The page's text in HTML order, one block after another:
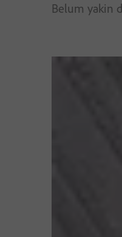
Belum yakin